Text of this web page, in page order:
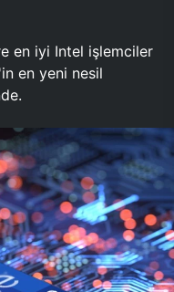
en iyi Intel işlemciler
en yeni nesil